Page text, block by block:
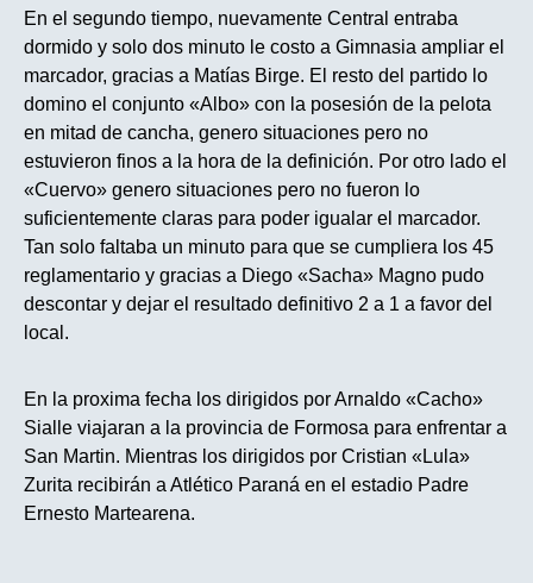
En el segundo tiempo, nuevamente Central entraba
dormido y solo dos minuto le costo a Gimnasia ampliar el
marcador, gracias a Matías Birge. El resto del partido lo
domino el conjunto «Albo» con la posesión de la pelota
en mitad de cancha, genero situaciones pero no
estuvieron finos a la hora de la definición. Por otro lado el
«Cuervo» genero situaciones pero no fueron lo
suficientemente claras para poder igualar el marcador.
Tan solo faltaba un minuto para que se cumpliera los 45
reglamentario y gracias a Diego «Sacha» Magno pudo
descontar y dejar el resultado definitivo 2 a 1 a favor del
local.
En la proxima fecha los dirigidos por Arnaldo «Cacho»
Sialle viajaran a la provincia de Formosa para enfrentar a
San Martin. Mientras los dirigidos por Cristian «Lula»
Zurita recibirán a Atlético Paraná en el estadio Padre
Ernesto Martearena.